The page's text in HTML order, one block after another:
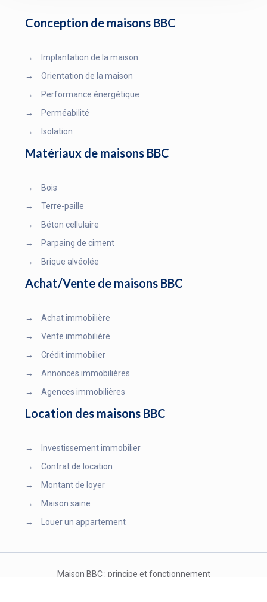
Conception de maisons BBC
→
Implantation de la maison
→
Orientation de la maison
→
Performance énergétique
→
Perméabilité
→
Isolation
Matériaux de maisons BBC
→
Bois
→
Terre-paille
→
Béton cellulaire
→
Parpaing de ciment
→
Brique alvéolée
Achat/Vente de maisons BBC
→
Achat immobilière
→
Vente immobilière
→
Crédit immobilier
→
Annonces immobilières
→
Agences immobilières
Location des maisons BBC
→
Investissement immobilier
→
Contrat de location
→
Montant de loyer
→
Maison saine
→
Louer un appartement
Maison BBC : principe et fonctionnement